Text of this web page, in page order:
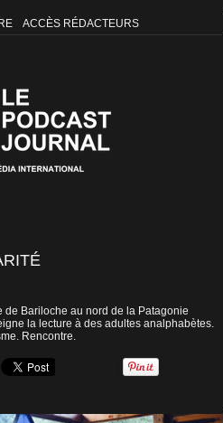
ACCÈS RÉDACTEURS
Bariloche au nord de la Patagonie
la lecture à des adultes analphabètes.
Rencontre.